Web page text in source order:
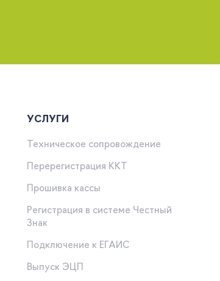
УСЛУГИ
Техническое сопровождение
Перерегистрация ККТ
Прошивка кассы
Регистрация в системе Честный
Знак
Подключение к ЕГАИС
Выпуск ЭЦП